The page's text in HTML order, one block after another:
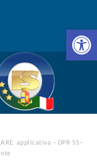
applicativa - DPR 53-